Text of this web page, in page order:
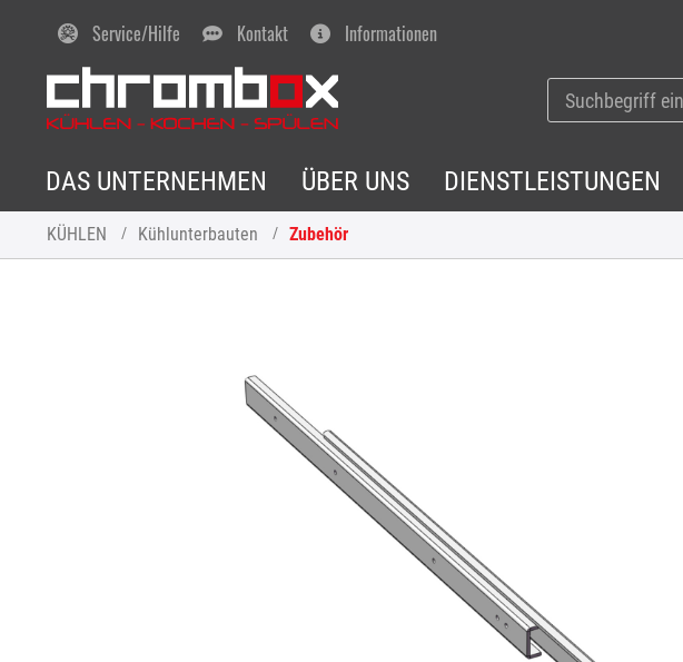
Service/Hilfe Kontakt Informationen
DAS UNTERNEHMEN ÜBER UNS DIENSTLEISTUNGEN
KÜHLEN Kühlunterbauten Zubehör